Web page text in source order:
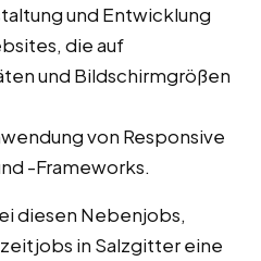
und Entwicklung
die auf
und Bildschirmgrößen
von Responsive
-Frameworks.
diesen Nebenjobs,
in Salzgitter eine